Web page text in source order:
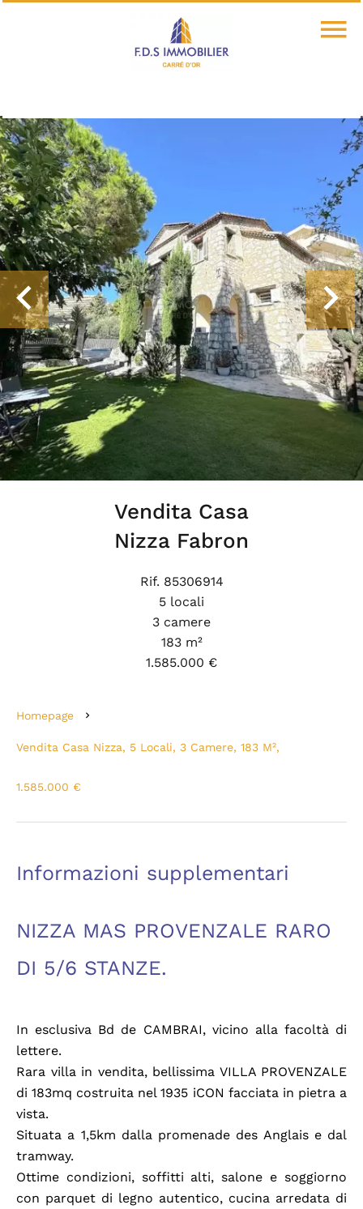
Vendita Casa
Nizza Fabron
Rif. 85306914
5 locali
3 camere
183 m²
1.585.000 €
Homepage
Vendita Casa Nizza, 5 Locali, 3 Camere, 183 M²,
1.585.000 €
Informazioni supplementari
NIZZA MAS PROVENZALE RARO
DI 5/6 STANZE.
In esclusiva Bd de CAMBRAI, vicino alla facoltà di
lettere.
Rara villa in vendita, bellissima VILLA PROVENZALE
di 183mq costruita nel 1935 iCON facciata in pietra a
vista.
Situata a 1,5km dalla promenade des Anglais e dal
tramway.
Ottime condizioni, soffitti alti, salone e soggiorno
con parquet di legno autentico, cucina arredata di